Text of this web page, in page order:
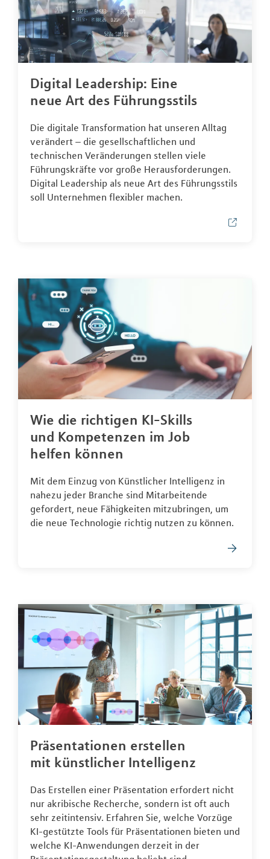
Digital Leadership: Eine
neue Art des Führungsstils
Die digitale Transformation hat unseren Alltag
verändert – die gesellschaftlichen und
technischen Veränderungen stellen viele
Führungskräfte vor große Herausforderungen.
Digital Leadership als neue Art des Führungsstils
soll Unternehmen flexibler machen.
Wie die richtigen KI-Skills
und Kompetenzen im Job
helfen können
Mit dem Einzug von Künstlicher Intelligenz in
nahezu jeder Branche sind Mitarbeitende
gefordert, neue Fähigkeiten mitzubringen, um
die neue Technologie richtig nutzen zu können.
Präsentationen erstellen
mit künstlicher Intelligenz
Das Erstellen einer Präsentation erfordert nicht
nur akribische Recherche, sondern ist oft auch
sehr zeitintensiv. Erfahren Sie, welche Vorzüge
KI-gestützte Tools für Präsentationen bieten und
welche KI-Anwendungen derzeit in der